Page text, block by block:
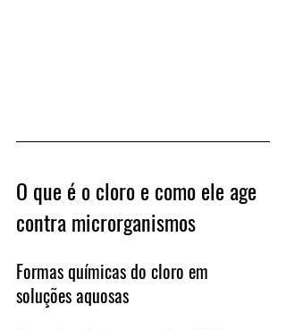
O que é o cloro e como ele age
contra microrganismos
Formas químicas do cloro em
soluções aquosas